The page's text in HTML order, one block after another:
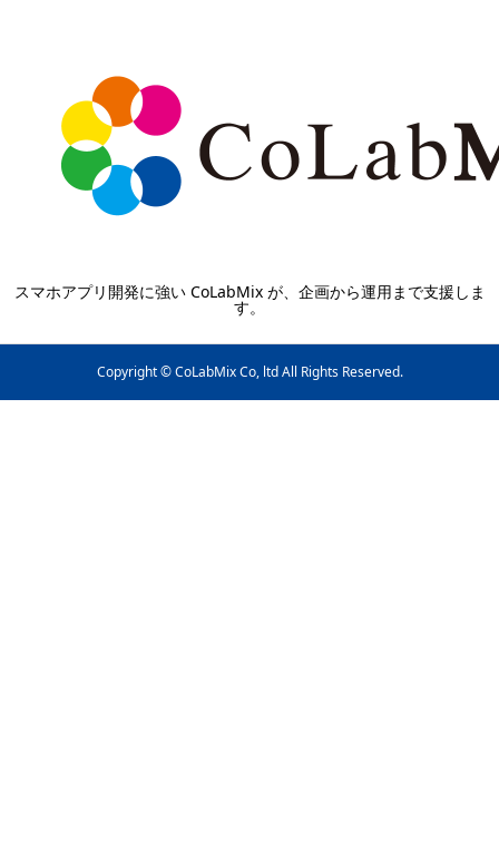
スマホアプリ開発に強い CoLabMix が、企画から運用まで支援しま
す。
Copyright © CoLabMix Co, ltd All Rights Reserved.